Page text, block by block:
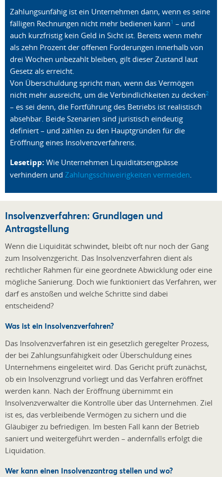
Zahlungsunfähig ist ein Unternehmen dann, wenn es seine
fälligen Rechnungen nicht mehr bedienen kann1 – und
auch kurzfristig kein Geld in Sicht ist. Bereits wenn mehr
als zehn Prozent der offenen Forderungen innerhalb von
drei Wochen unbezahlt bleiben, gilt dieser Zustand laut
Gesetz als erreicht.
Von Überschuldung spricht man, wenn das Vermögen
nicht mehr ausreicht, um die Verbindlichkeiten zu decken2
– es sei denn, die Fortführung des Betriebs ist realistisch
absehbar. Beide Szenarien sind juristisch eindeutig
definiert – und zählen zu den Hauptgründen für die
Eröffnung eines Insolvenzverfahrens.
Lesetipp: Wie Unternehmen Liquiditätsengpässe
verhindern und Zahlungsschiweirigkeiten vermeiden.
Insolvenzverfahren: Grundlagen und
Antragstellung
Wenn die Liquidität schwindet, bleibt oft nur noch der Gang
zum Insolvenzgericht. Das Insolvenzverfahren dient als
rechtlicher Rahmen für eine geordnete Abwicklung oder eine
mögliche Sanierung. Doch wie funktioniert das Verfahren, wer
darf es anstoßen und welche Schritte sind dabei
entscheidend?
Was ist ein Insolvenzverfahren?
Das Insolvenzverfahren ist ein gesetzlich geregelter Prozess,
der bei Zahlungsunfähigkeit oder Überschuldung eines
Unternehmens eingeleitet wird. Das Gericht prüft zunächst,
ob ein Insolvenzgrund vorliegt und das Verfahren eröffnet
werden kann. Nach der Eröffnung übernimmt ein
Insolvenzverwalter die Kontrolle über das Unternehmen. Ziel
ist es, das verbleibende Vermögen zu sichern und die
Gläubiger zu befriedigen. Im besten Fall kann der Betrieb
saniert und weitergeführt werden – andernfalls erfolgt die
Liquidation.
Wer kann einen Insolvenzantrag stellen und wo?